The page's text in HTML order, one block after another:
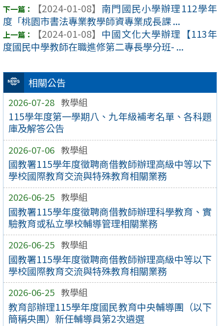
相關公告
2026-07-28 教學組
115學年度第一學期八、九年級補考名單、各科題
庫及解答公告
2026-07-06 教學組
國教署115學年度徵聘商借教師辦理高級中等以下
學校國際教育交流與特殊教育相關業務
2026-06-25 教學組
國教署115學年度徵聘商借教師辦理科學教育、實
驗教育或私立學校輔導管理相關業務
2026-06-25 教學組
國教署115學年度徵聘商借教師辦理高級中等以下
學校國際教育交流與特殊教育相關業務
2026-06-25 教學組
教育部辦理115學年度國民教育中央輔導團（以下
簡稱央團）新任輔導員第2次遴選
【2024-01-08】 南門國民小學辦理112學年
度「桃園市書法專業教學師資專業成長課 ...
【2024-01-08】 中國文化大學辦理【113年
度國民中學教師在職進修第二專長學分班- ...